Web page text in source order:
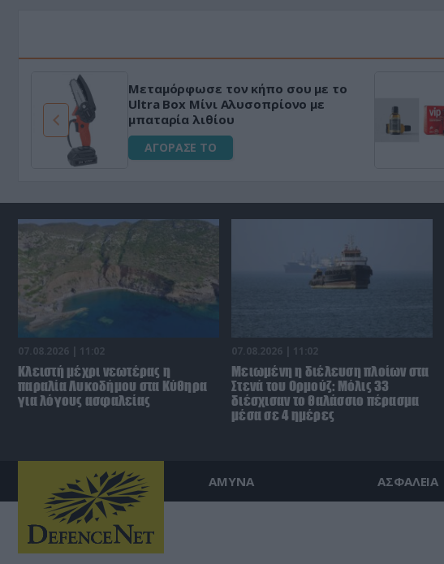
Μεταμόρφωσε τον κήπο σου με το
Ultra Box Μίνι Αλυσοπρίονο με
μπαταρία λιθίου
ΑΓΟΡΑΣΕ ΤΟ
07.08.2026 | 11:02
Κλειστή μέχρι νεωτέρας η
παραλία Λυκοδήμου στα Κύθηρα
για λόγους ασφαλείας
07.08.2026 | 11:02
Μειωμένη η διέλευση πλοίων στα
Στενά του Ορμούζ: Μόλις 33
διέσχισαν το θαλάσσιο πέρασμα
μέσα σε 4 ημέρες
ΑΜΥΝΑ ΑΣΦΑΛΕΙΑ